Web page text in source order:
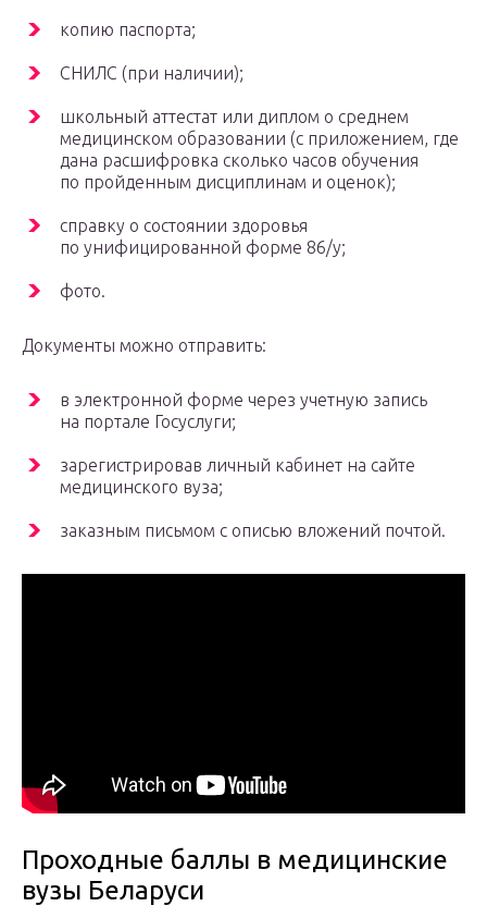
копию паспорта;
СНИЛС (при наличии);
школьный аттестат или диплом о среднем
медицинском образовании (с приложением, где
дана расшифровка сколько часов обучения
по пройденным дисциплинам и оценок);
справку о состоянии здоровья
по унифицированной форме 86/у;
фото.
Документы можно отправить:
в электронной форме через учетную запись
на портале Госуслуги;
зарегистрировав личный кабинет на сайте
медицинского вуза;
заказным письмом с описью вложений почтой.
Проходные баллы в медицинские
вузы Беларуси